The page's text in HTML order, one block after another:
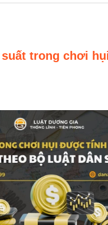
suất trong chơi